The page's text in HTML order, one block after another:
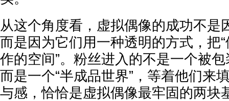
从这个角度看，虚拟偶像的成功不是
而是因为它们用一种透明的方式，把“
作的空间”。粉丝进入的不是一个被
而是一个“半成品世界”，等着他们来
与感，恰恰是虚拟偶像最牢固的两块